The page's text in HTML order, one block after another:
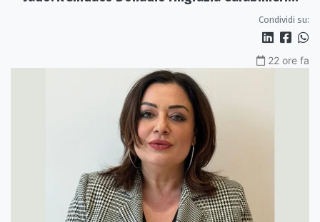
Condividi su:
22 ore fa